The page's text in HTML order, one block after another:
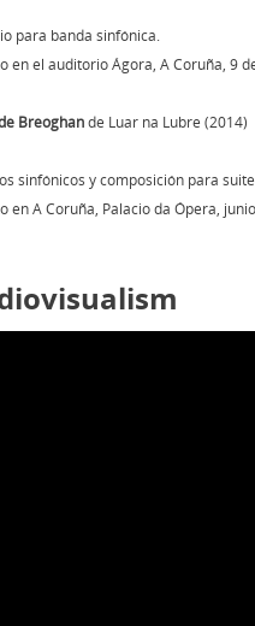
para banda sinfónica.
en el auditorio Ágora, A Coruña, 9
Breoghande Luar na Lubre (2014)
sinfónicos y composición para
en A Coruña, Palacio da Ópera,